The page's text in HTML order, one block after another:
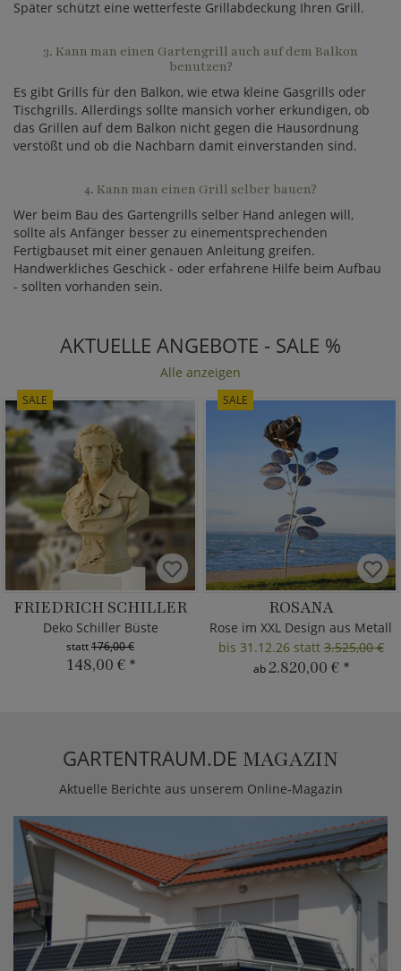
Später schützt eine wetterfeste Grillabdeckung Ihren Grill.
3. Kann man einen Gartengrill auch auf dem Balkon
benutzen?
Es gibt Grills für den Balkon, wie etwa kleine Gasgrills oder
Tischgrills. Allerdings sollte mansich vorher erkundigen, ob
das Grillen auf dem Balkon nicht gegen die Hausordnung
verstößt und ob die Nachbarn damit einverstanden sind.
4. Kann man einen Grill selber bauen?
Wer beim Bau des Gartengrills selber Hand anlegen will,
sollte als Anfänger besser zu einementsprechenden
Fertigbauset mit einer genauen Anleitung greifen.
Handwerkliches Geschick - oder erfahrene Hilfe beim Aufbau
- sollten vorhanden sein.
AKTUELLE ANGEBOTE - SALE %
Alle anzeigen
SALE
FRIEDRICH SCHILLER
Deko Schiller Büste
statt176,00 €
148,00 € *
SALE
ROSANA
Rose im XXL Design aus Metall
bis 31.12.26 statt3.525,00 €
ab2.820,00 € *
GARTENTRAUM.DE MAGAZIN
Aktuelle Berichte aus unserem Online-Magazin